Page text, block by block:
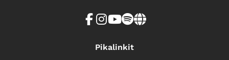
Facebook
Instagram
Youtube
SpotifyLinkki
Pikalinkit